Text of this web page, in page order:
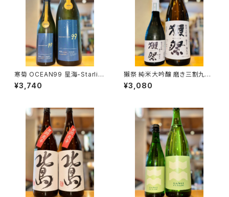
寒菊 OCEAN99 星海-Starlig
ht Sea-2026 純米大吟醸 無
濾過生原酒 1800ml１本（寒菊
¥3,740
獺祭 純米大吟醸 磨き三割九分
720ml１本（旭酒造・山口県岩
国市周東町）
¥3,080